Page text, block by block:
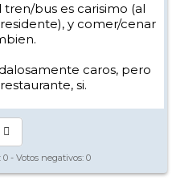
bus es carisimo (al
y comer/cenar
caros, pero
si.
0 - Votos negativos: 0